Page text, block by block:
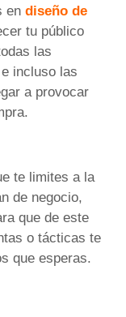
en diseño de
tu público
las
incluso las
a provocar
te limites a la
de negocio,
que de este
o tácticas te
que esperas.